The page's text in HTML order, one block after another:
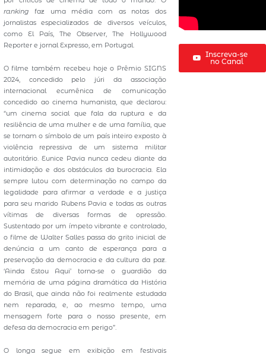
ranking faz uma média com as notas dos
jornalistas especializados de diversos veículos,
como El País, The Observer, The Hollywood
Reporter e jornal Expresso, em Portugal.
O filme também recebeu hoje o Prêmio SIGNS
2024, concedido pelo júri da associação
internacional ecumênica de comunicação
concedido ao cinema humanista, que declarou:
“um cinema social que fala da ruptura e da
resiliência de uma mulher e de uma família, que
se tornam o símbolo de um país inteiro exposto à
violência repressiva de um sistema militar
autoritário. Eunice Pavia nunca cedeu diante da
intimidação e dos obstáculos da burocracia. Ela
sempre lutou com determinação no campo da
legalidade para afirmar a verdade e a justiça
para seu marido Rubens Pavia e todas as outras
vítimas de diversas formas de opressão.
Sustentado por um ímpeto vibrante e controlado,
o filme de Walter Salles passa do grito inicial de
denúncia a um canto de esperança para a
preservação da democracia e da cultura da paz.
‘Ainda Estou Aqui’ torna-se o guardião da
memória de uma página dramática da História
do Brasil, que ainda não foi realmente estudada
nem reparada, e, ao mesmo tempo, uma
mensagem forte para o nosso presente, em
defesa da democracia em perigo”.
O longa segue em exibição em festivais
Inscreva-se
no Canal